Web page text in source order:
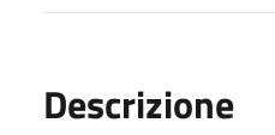
Descrizione